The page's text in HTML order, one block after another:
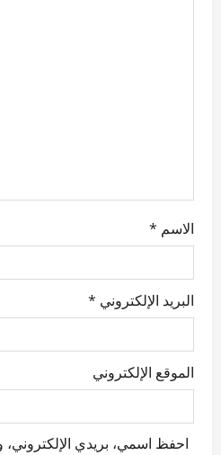
الاسم *
البريد الإلكتروني *
الموقع الإلكتروني
احفظ اسمي، بريدي الإلكتروني،